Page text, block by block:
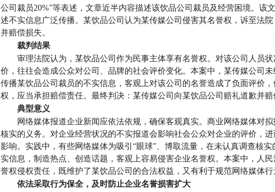
公司裁员20%”等表述，文章近半内容描述该饮品公司裁员及经营困境。该
述不实信息广泛传播。某饮品公司认为某传媒公司侵害其名誉权，诉至法
并赔偿损失。
裁判结果
审理法院认为，某饮品公司作为民事主体享有名誉权。对该公司人员
价，往往会造成公众对公司、品牌的社会评价变化。本案中，某传媒公司
传播某饮品公司裁员的不实信息，客观上对该公司的名誉造成了负面评价
权，应当承担赔偿责任。最终判决：某传媒公司向某饮品公司赔礼道歉并赔
典型意义
网络媒体报道企业新闻应依法依规，确保客观真实。商业网络媒体对
核实的义务。对企业经营状况的不实报道会影响社会公众对企业的评价，
影响。实践中，有些网络媒体为吸引“眼球”、博取流量，在未认真调查核
实信息，制造热点、创造话题，客观上容易侵害企业名誉权。本案中，人
誉权侵权责任，既维护了某饮品公司的合法权益，又有利于规范网络媒体行
依法采取行为保全，及时防止企业名誉损害扩大